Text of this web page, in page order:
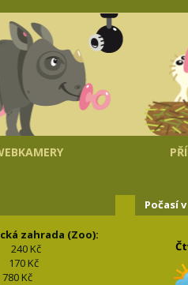
zahrada (Zoo):
240 Kč
170Kč
Kč
Počasí